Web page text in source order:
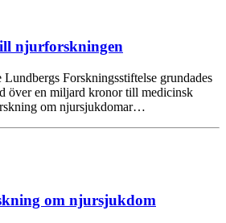
njurforskningen
Forskningsstiftelse grundades
över en miljard kronor till medicinsk
om njursjukdomar…
om njursjukdom